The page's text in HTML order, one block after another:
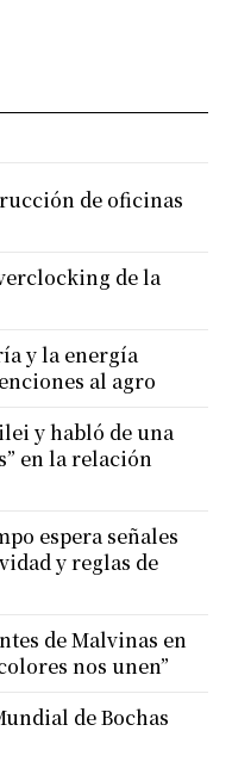
de oficinas
de la
y la energía
al agro
y habló de una
en la relación
espera señales
y reglas de
de Malvinas en
nos unen”
de Bochas